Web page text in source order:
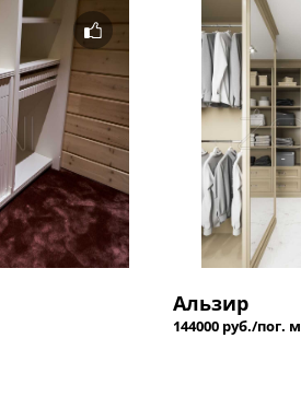
Альзир
144000 руб./пог. м